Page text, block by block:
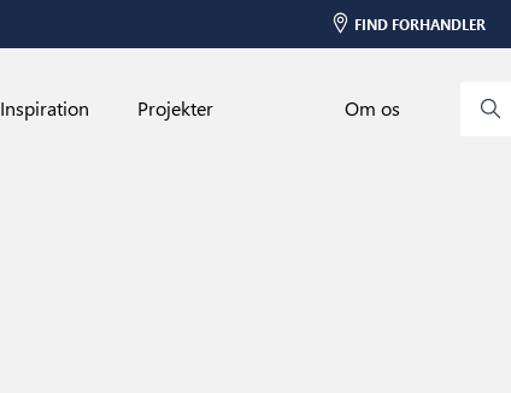
FIND FORHANDLER
Inspiration Projekter Om os